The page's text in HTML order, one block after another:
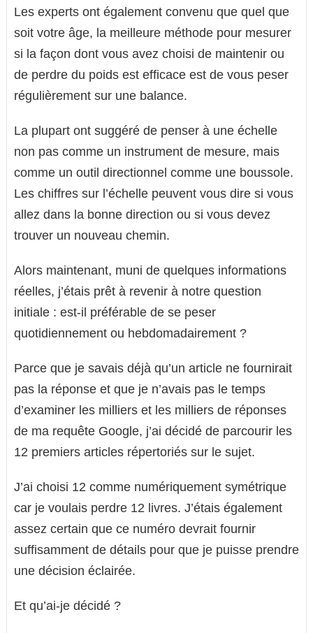
Les experts ont également convenu que quel que
soit votre âge, la meilleure méthode pour mesurer
si la façon dont vous avez choisi de maintenir ou
de perdre du poids est efficace est de vous peser
régulièrement sur une balance.
La plupart ont suggéré de penser à une échelle
non pas comme un instrument de mesure, mais
comme un outil directionnel comme une boussole.
Les chiffres sur l’échelle peuvent vous dire si vous
allez dans la bonne direction ou si vous devez
trouver un nouveau chemin.
Alors maintenant, muni de quelques informations
réelles, j’étais prêt à revenir à notre question
initiale : est-il préférable de se peser
quotidiennement ou hebdomadairement ?
Parce que je savais déjà qu’un article ne fournirait
pas la réponse et que je n’avais pas le temps
d’examiner les milliers et les milliers de réponses
de ma requête Google, j’ai décidé de parcourir les
12 premiers articles répertoriés sur le sujet.
J’ai choisi 12 comme numériquement symétrique
car je voulais perdre 12 livres. J’étais également
assez certain que ce numéro devrait fournir
suffisamment de détails pour que je puisse prendre
une décision éclairée.
Et qu’ai-je décidé ?